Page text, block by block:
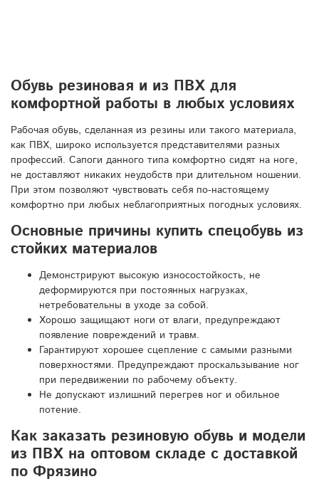
Обувь резиновая и из ПВХ для
комфортной работы в любых условиях
Рабочая обувь, сделанная из резины или такого материала,
как ПВХ, широко используется представителями разных
профессий. Сапоги данного типа комфортно сидят на ноге,
не доставляют никаких неудобств при длительном ношении.
При этом позволяют чувствовать себя по-настоящему
комфортно при любых неблагоприятных погодных условиях.
Основные причины купить спецобувь из
стойких материалов
Демонстрируют высокую износостойкость, не
деформируются при постоянных нагрузках,
нетребовательны в уходе за собой.
Хорошо защищают ноги от влаги, предупреждают
появление повреждений и травм.
Гарантируют хорошее сцепление с самыми разными
поверхностями. Предупреждают проскальзывание ног
при передвижении по рабочему объекту.
Не допускают излишний перегрев ног и обильное
потение.
Как заказать резиновую обувь и модели
из ПВХ на оптовом складе с доставкой
по Фрязино